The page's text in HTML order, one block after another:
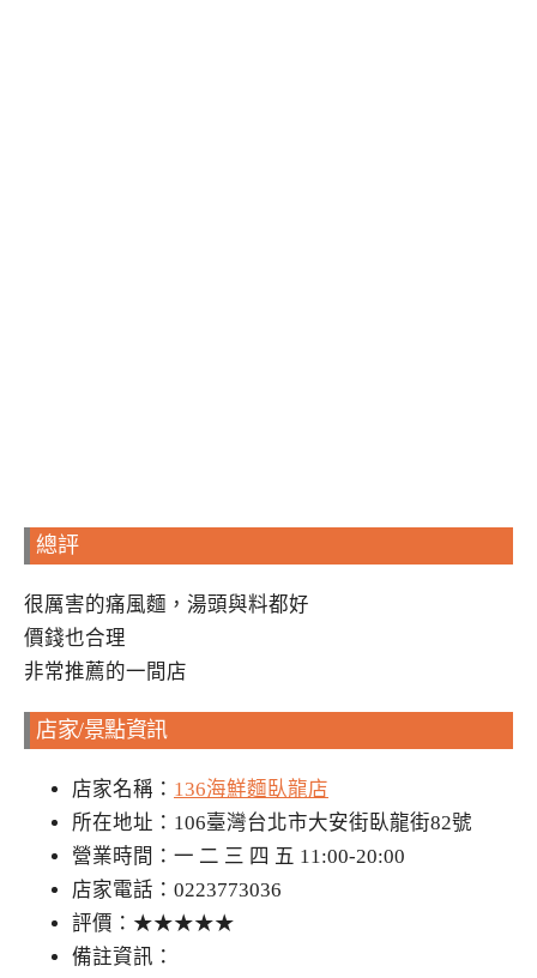
總評
很厲害的痛風麵，湯頭與料都好
價錢也合理
非常推薦的一間店
店家/景點資訊
店家名稱： 136海鮮麵臥龍店
所在地址：106臺灣台北市大安街臥龍街82號
營業時間：一 二 三 四 五 11:00-20:00
店家電話：0223773036
評價：★★★★★
備註資訊：